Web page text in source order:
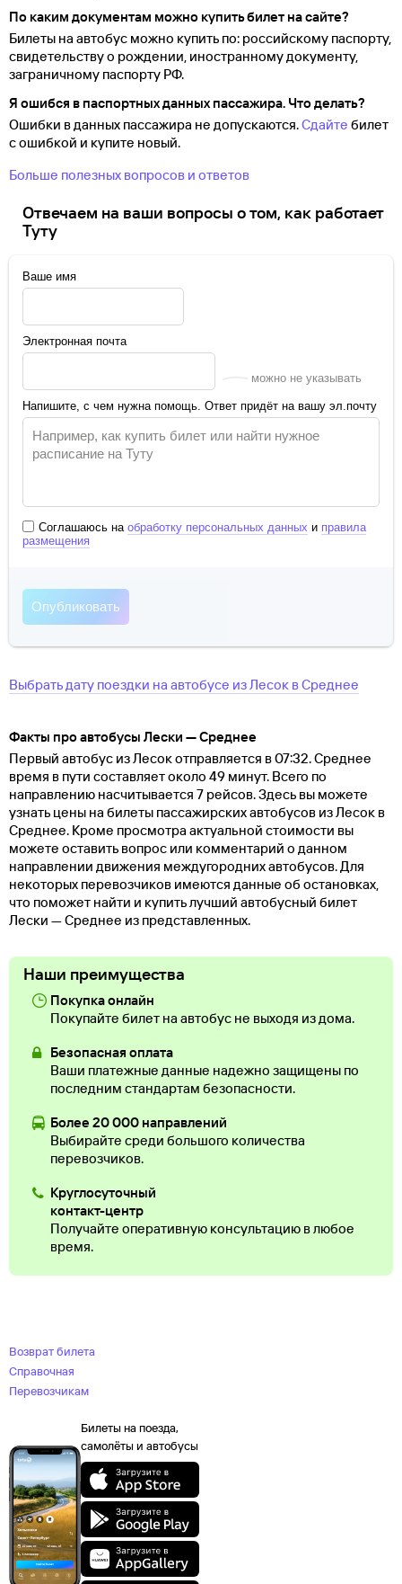
По каким документам можно купить билет на сайте?
Билеты на автобус можно купить по: российскому паспорту,
свидетельству о рождении, иностранному документу,
заграничному паспорту РФ.
Я ошибся в паспортных данных пассажира. Что делать?
Ошибки в данных пассажира не допускаются.Сдайте билет
с ошибкой и купите новый.
Больше полезных вопросов и ответов
Отвечаем на ваши вопросы о том, как работает
Туту
Ваше имя
Электронная почта
можно не указывать
Напишите, с чем нужна помощь. Ответ придёт на вашу эл.почту
Соглашаюсь на обработку персональных данных и правила
размещения
Выбрать дату поездки на автобусе изЛесок вСреднее
Факты про автобусы Лески — Среднее
Первый автобус из Лесок отправляется в 07:32. Среднее
время в пути составляет около 49 минут. Всего по
направлению насчитывается 7 рейсов. Здесь вы можете
узнать цены на билеты пассажирских автобусов из Лесок в
Среднее. Кроме просмотра актуальной стоимости вы
можете оставить вопрос или комментарий о данном
направлении движения междугородних автобусов. Для
некоторых перевозчиков имеются данные об остановках,
что поможет найти и купить лучший автобусный билет
Лески — Среднее из представленных.
Наши преимущества
Покупка онлайн
Покупайте билет на автобус не выходя из дома.
Безопасная оплата
Ваши платежные данные надежно защищены по
последним стандартам безопасности.
Более 20 000 направлений
Выбирайте среди большого количества
перевозчиков.
Круглосуточный
контакт-центр
Получайте оперативную консультацию в любое
время.
Возврат билета
Справочная
Перевозчикам
Билеты на поезда,
самолёты и автобусы